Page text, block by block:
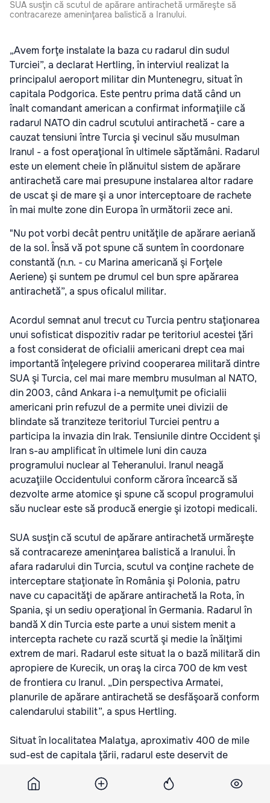
SUA susţin că scutul de apărare antirachetă urmăreşte să
contracareze ameninţarea balistică a Iranului.
„Avem forţe instalate la baza cu radarul din sudul
Turciei”, a declarat Hertling, în interviul realizat la
principalul aeroport militar din Muntenegru, situat în
capitala Podgorica. Este pentru prima dată când un
înalt comandant american a confirmat informaţiile că
radarul NATO din cadrul scutului antirachetă - care a
cauzat tensiuni între Turcia şi vecinul său musulman
Iranul - a fost operaţional în ultimele săptămâni. Radarul
este un element cheie în plănuitul sistem de apărare
antirachetă care mai presupune instalarea altor radare
de uscat şi de mare şi a unor interceptoare de rachete
în mai multe zone din Europa în următorii zece ani.
"Nu pot vorbi decât pentru unităţile de apărare aeriană
de la sol. Însă vă pot spune că suntem în coordonare
constantă (n.n. - cu Marina americană şi Forţele
Aeriene) şi suntem pe drumul cel bun spre apărarea
antirachetă”, a spus oficalul militar.
Acordul semnat anul trecut cu Turcia pentru staţionarea
unui sofisticat dispozitiv radar pe teritoriul acestei ţări
a fost considerat de oficialii americani drept cea mai
importantă înţelegere privind cooperarea militară dintre
SUA şi Turcia, cel mai mare membru musulman al NATO,
din 2003, când Ankara i-a nemulţumit pe oficialii
americani prin refuzul de a permite unei divizii de
blindate să tranziteze teritoriul Turciei pentru a
participa la invazia din Irak. Tensiunile dintre Occident şi
Iran s-au amplificat în ultimele luni din cauza
programului nuclear al Teheranului. Iranul neagă
acuzaţiile Occidentului conform cărora încearcă să
dezvolte arme atomice şi spune că scopul programului
său nuclear este să producă energie şi izotopi medicali.
SUA susţin că scutul de apărare antirachetă urmăreşte
să contracareze ameninţarea balistică a Iranului. În
afara radarului din Turcia, scutul va conţine rachete de
interceptare staţionate în România şi Polonia, patru
nave cu capacităţi de apărare antirachetă la Rota, în
Spania, şi un sediu operaţional în Germania. Radarul în
bandă X din Turcia este parte a unui sistem menit a
intercepta rachete cu rază scurtă şi medie la înălţimi
extrem de mari. Radarul este situat la o bază militară din
apropiere de Kurecik, un oraş la circa 700 de km vest
de frontiera cu Iranul. „Din perspectiva Armatei,
planurile de apărare antirachetă se desfăşoară conform
calendarului stabilit”, a spus Hertling.
Situat în localitatea Malatya, aproximativ 400 de mile
sud-est de capitala ţării, radarul este deservit de
cuvânt al Ministerului de Externe de la Ankara, citat de